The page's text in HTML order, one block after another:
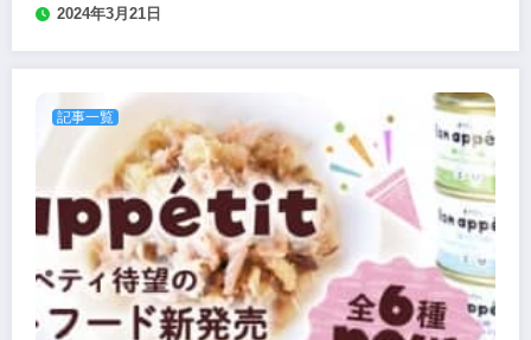
2024年3月21日
記事一覧